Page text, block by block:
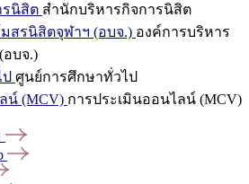
รนิสิต สำนักบริหารกิจการนิสิต
สรนิสิตจุฬาฯ (อบจ.) องค์การบริหาร
บจ.)
ศูนย์การศึกษาทั่วไป
น์ (MCV) การประเมินออนไลน์ (MCV)